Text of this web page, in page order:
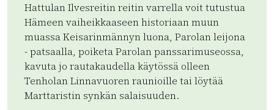
Hattulan Ilvesreitin reitin varrella voit tutustua
Hämeen vaiheikkaaseen historiaan muun
muassa Keisarinmännyn luona, Parolan leijona
- patsaalla, poiketa Parolan panssarimuseossa,
kavuta jo rautakaudella käytössä olleen
Tenholan Linnavuoren raunioille tai löytää
Marttaristin synkän salaisuuden.